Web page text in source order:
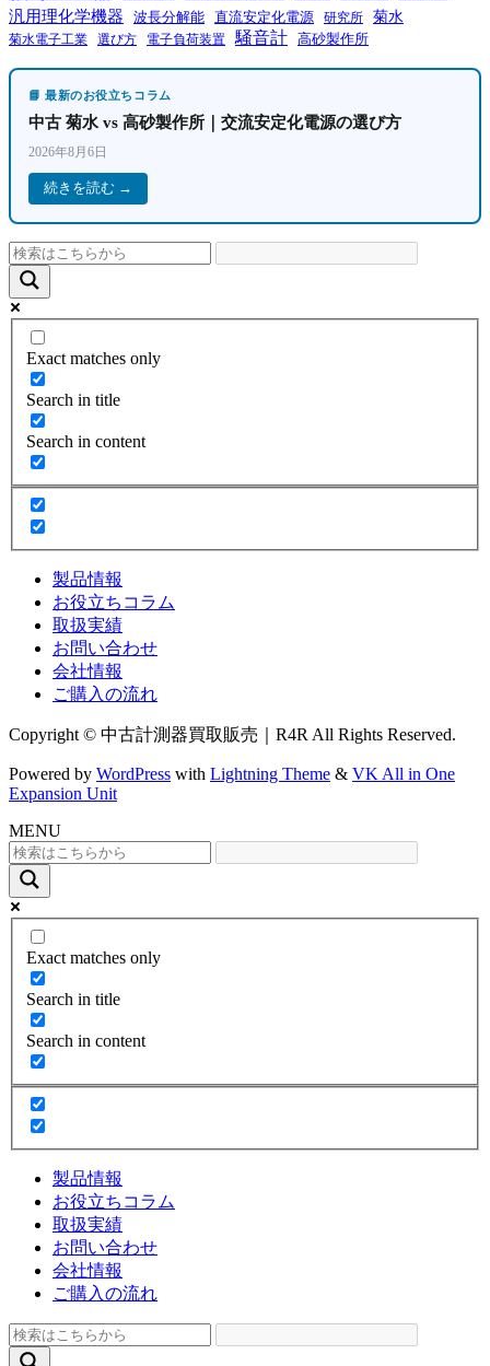
汎用理化学機器
波長分解能 直流安定化電源 研究所 菊水
菊水電子工業 選び方 電子負荷装置 騒音計 高砂製作所
📘 最新のお役立ちコラム
中古 菊水 vs 高砂製作所｜交流安定化電源の選び方
2026年8月6日
続きを読む →
Exact matches only
Search in title
Search in content
製品情報
お役立ちコラム
取扱実績
お問い合わせ
会社情報
ご購入の流れ
Copyright © 中古計測器買取販売｜R4R All Rights Reserved.
Powered by WordPress with Lightning Theme & VK All in One
Expansion Unit
MENU
Exact matches only
Search in title
Search in content
製品情報
お役立ちコラム
取扱実績
お問い合わせ
会社情報
ご購入の流れ